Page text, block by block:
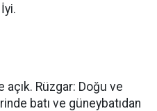
Rüzgar: Doğu ve
batı ve güneybatıdan